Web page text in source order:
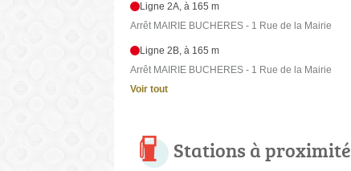
Ligne 2A, à 165 m
Arrêt MAIRIE BUCHERES - 1 Rue de la Mairie
Ligne 2B, à 165 m
Arrêt MAIRIE BUCHERES - 1 Rue de la Mairie
Voir tout
Stations à proximité